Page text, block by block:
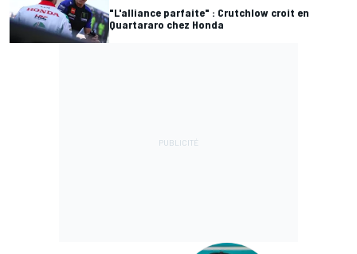
"L'alliance parfaite" : Crutchlow croit en
Quartararo chez Honda